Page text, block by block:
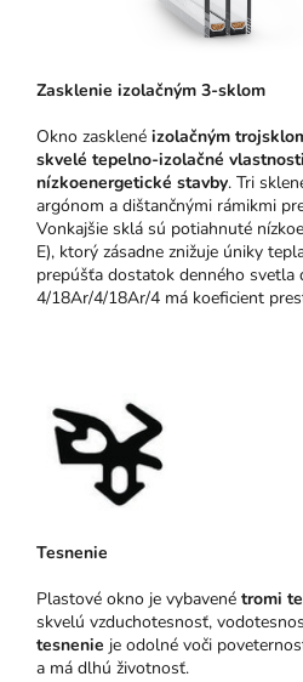
Zasklenie izolačným 3-sklom
Okno zasklené izolačným
skvelé tepelno-izolačné vlastnosti
nízkoenergetické stavby. Tri
argónom a dištančnými rámikmi
Vonkajšie sklá sú potiahnuté
E), ktorý zásadne znižuje úniky
prepúšťa dostatok denného svetla
4/18Ar/4/18Ar/4 má koeficient
Tesnenie
Plastové okno je vybavené tromi
skvelú vzduchotesnosť,
tesnenie je odolné voči
a má dlhú životnosť.